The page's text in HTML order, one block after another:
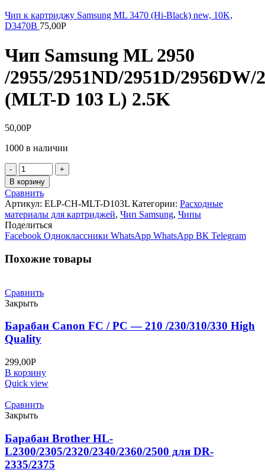
Чип к картриджу Samsung ML 3470 (Hi-Black) new, 10K,
D3470B 75,00Р
Чип Samsung ML 2950
/2955/2951ND/2951D/
(MLT-D 103 L) 2.5K
50,00Р
1000 в наличии
Количество
товара
Чип
Samsung
ML
2950
/2955/2951ND/2951D/2956DW/2956ND/4729HD/4728HN
(MLT-
103
В корзину
Сравнить
Артикул: ELP-CH-MLT-D103L Категории: Расходные
материалы для картриджей, Чип Samsung, Чипы
Поделиться
Facebook Одноклассники WhatsApp WhatsApp ВК Telegram
Похожие товары
Сравнить
Закрыть
Барабан Canon FC / PC — 210 /230/310/330 High
Quality
299,00Р
В корзину
Quick view
Сравнить
Закрыть
Барабан Brother HL-
L2300/2305/2320/2340/2360/2500 для DR-
2335/2375